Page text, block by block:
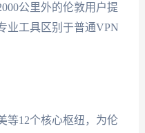
公里外的伦敦用户提
业工具区别于普通VPN
等12个核心枢纽，为伦